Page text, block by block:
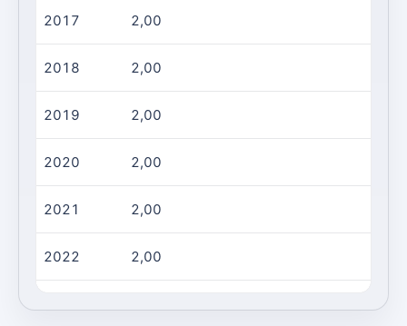
2017 2,00
2018 2,00
2019 2,00
2020 2,00
2021 2,00
2022 2,00
1,00